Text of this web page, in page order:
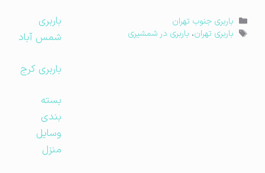
دسته‌ها
باربری جنوب تهران
برچسب‌ها
باربری تهران ،باربری در شمشیری
باربری
شمس آباد
باربری کرج
بسته
بندی
وسایل
منزل